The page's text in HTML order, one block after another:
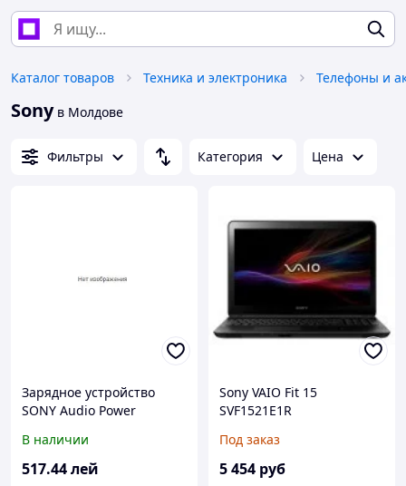
Каталог товаров Техника и электроника Телефоны и
Sonyв Молдове
Фильтры Категория Цена
Зарядное устройство
SONY Audio Power
устройствоger+2xAAA
900mAh
В наличии
517.44лей
Sony VAIO Fit 15
SVF1521E1R
Под заказ
5 454 руб